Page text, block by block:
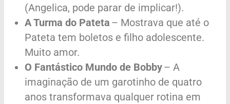
(Angelica, pode parar de implicar!).
A Turma do Pateta – Mostrava que até o
Pateta tem boletos e filho adolescente.
Muito amor.
O Fantástico Mundo de Bobby– A
imaginação de um garotinho de quatro
anos transformava qualquer rotina em